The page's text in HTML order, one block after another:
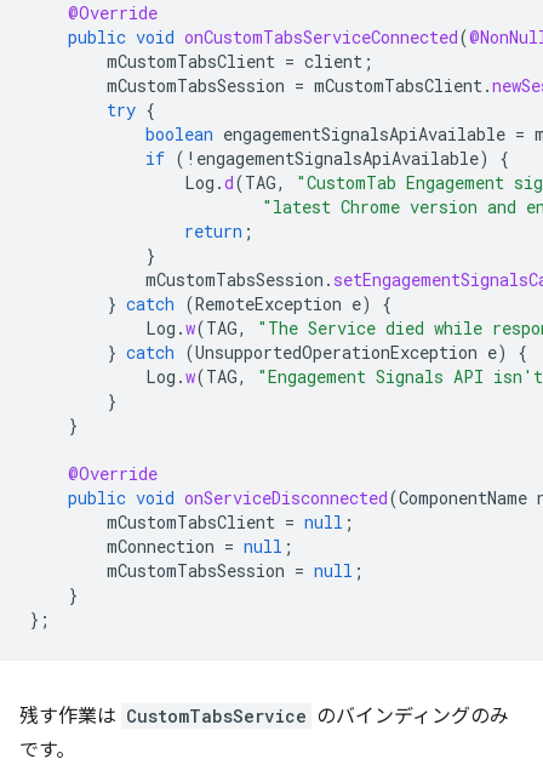
@Override
public void onCustomTabsServiceConnected(
mCustomTabsClient = client ;
mCustomTabsSession = mCustomTabsClient.
try {
boolean engagementSignalsApiAvailable =
if ( ! engagementSignalsApiAvailable)
{
Log .d(TAG,
"CustomTab
"latest Chrome version and
return ;
}
mCustomTabsSession .
} catch (RemoteException e)
{
Log .w(TAG,
"The Service died while
} catch (UnsupportedOperationException e)
{
Log .w(TAG,
"Engagement Signals API
}
}
@Override
public void onServiceDisconnected(ComponentName
mCustomTabsClient = null ;
mConnection = null ;
mCustomTabsSession = null ;
}
};
残す作業は CustomTabsService のバインディングのみ
です。